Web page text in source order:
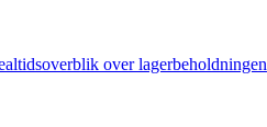
over lagerbeholdningen